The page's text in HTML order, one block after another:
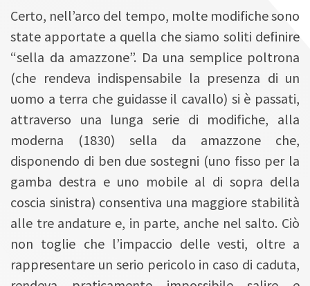
Certo, nell’arco del tempo, molte modifiche sono
state apportate a quella che siamo soliti definire
“sella da amazzone”. Da una semplice poltrona
(che rendeva indispensabile la presenza di un
uomo a terra che guidasse il cavallo) si è passati,
attraverso una lunga serie di modifiche, alla
moderna (1830) sella da amazzone che,
disponendo di ben due sostegni (uno fisso per la
gamba destra e uno mobile al di sopra della
coscia sinistra) consentiva una maggiore stabilità
alle tre andature e, in parte, anche nel salto. Ciò
non toglie che l’impaccio delle vesti, oltre a
rappresentare un serio pericolo in caso di caduta,